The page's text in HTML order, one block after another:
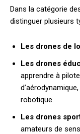
Dans la catégorie
distinguer plusieurs
Les drones de
Les drones
apprendre à
robotique.
Les drones
amateurs de